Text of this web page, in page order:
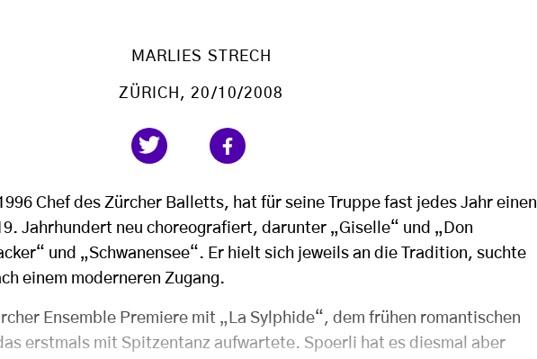
MARLIES STRECH
ZÜRICH , 20/10/2008
Chef des Zürcher Balletts, hat für seine Truppe fast jedes Jahr einen
Jahrhundert neu choreografiert, darunter „Giselle“ und „Don
und „Schwanensee“. Er hielt sich jeweils an die Tradition, suchte
einem moderneren Zugang.
Ensemble Premiere mit „La Sylphide“, dem frühen romantischen
erstmals mit Spitzentanz aufwartete. Spoerli hat es diesmal aber